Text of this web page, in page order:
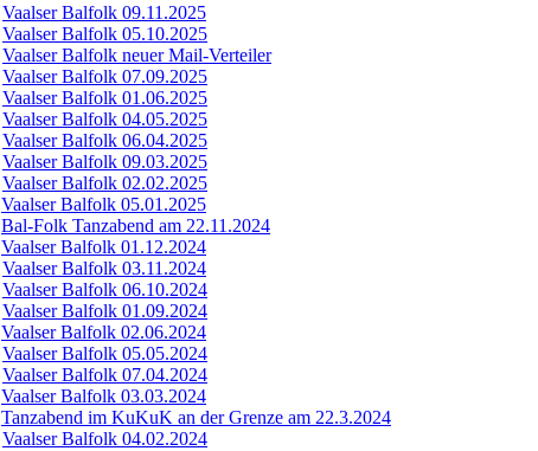
Vaalser Balfolk 09.11.2025
Vaalser Balfolk 05.10.2025
Vaalser Balfolk neuer Mail-Verteiler
Vaalser Balfolk 07.09.2025
Vaalser Balfolk 01.06.2025
Vaalser Balfolk 04.05.2025
Vaalser Balfolk 06.04.2025
Vaalser Balfolk 09.03.2025
Vaalser Balfolk 02.02.2025
Vaalser Balfolk 05.01.2025
Bal-Folk Tanzabend am 22.11.2024
Vaalser Balfolk 01.12.2024
Vaalser Balfolk 03.11.2024
Vaalser Balfolk 06.10.2024
Vaalser Balfolk 01.09.2024
Vaalser Balfolk 02.06.2024
Vaalser Balfolk 05.05.2024
Vaalser Balfolk 07.04.2024
Vaalser Balfolk 03.03.2024
Tanzabend im KuKuK an der Grenze am 22.3.2024
Vaalser Balfolk 04.02.2024